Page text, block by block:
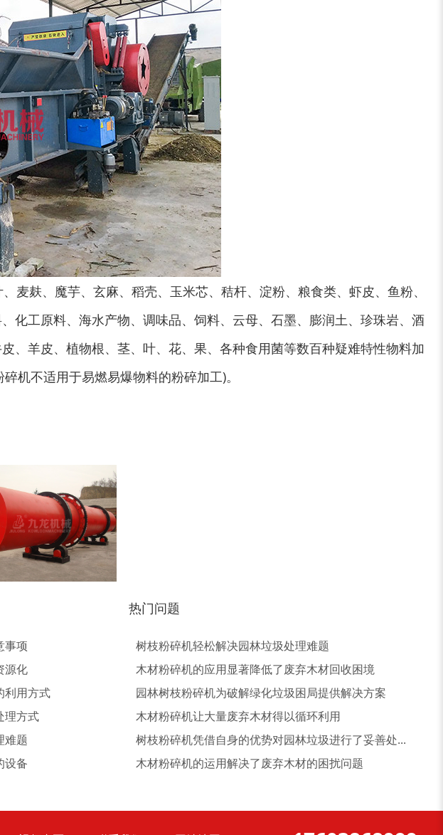
麸、魔芋、玄麻、稻壳、玉米芯、秸杆、淀粉、粮食类、虾皮、鱼粉、
化工原料、海水产物、调味品、饲料、云母、石墨、膨润土、珍珠岩、酒
、羊皮、植物根、茎、叶、花、果、各种食用菌等数百种疑难特性物料加
机不适用于易燃易爆物料的粉碎加工)。
塑料粉碎机 小型撕碎机
自行车破碎机 稻草揉丝机
大型铡草机 木屑粉碎机 水滴式粉碎机
鸡粪烘干机
综合破碎机 大型稻草捆撕碎机... 金属撕碎机
事项
源化
利用方式
理方式
难题
设备
热门问题
树枝粉碎机轻松解决园林垃圾处理难题
木材粉碎机的应用显著降低了废弃木材回收困境
园林树枝粉碎机为破解绿化垃圾困局提供解决方案
木材粉碎机让大量废弃木材得以循环利用
树枝粉碎机凭借自身的优势对园林垃圾进行了妥善处...
木材粉碎机的运用解决了废弃木材的困扰问题